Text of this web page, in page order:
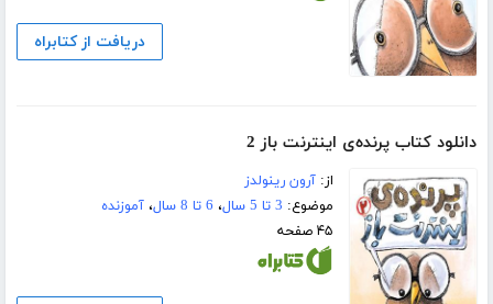
دریافت از کتابراه
دانلود کتاب پرنده‌ی اینترنت باز 2
از:آرون رینولدز
موضوع: 3 تا 5 سال ، 6 تا 8 سال ،آموزنده
۴۵ صفحه